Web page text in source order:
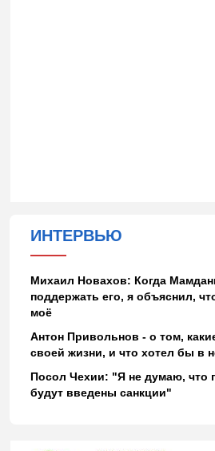
ИНТЕРВЬЮ
Михаил Новахов: Когда
поддержать его, я объяснил,
моё
Антон Привольнов - о том,
своей жизни, и что хотел бы в
Посол Чехии: "Я не думаю, что
будут введены санкции"